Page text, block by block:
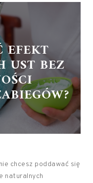
EFEKT
UST BEZ
chcesz poddawać się
naturalnych